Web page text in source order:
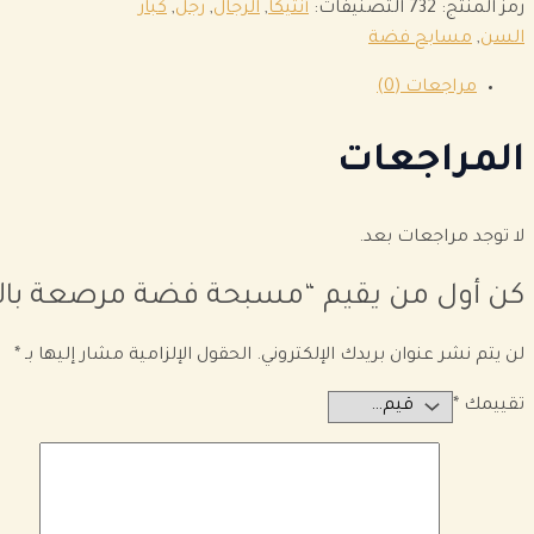
رمز المنتج: 732 التصنيفات: أنتيكا, الرجال, رجل, كبار
السن, مسابح فضة
مراجعات (0)
المراجعات
لا توجد مراجعات بعد.
كن أول من يقيم “مسبحة فضة مرصعة
لن يتم نشر عنوان بريدك الإلكتروني. الحقول الإلزامية مشار إليها بـ *
تقييمك *